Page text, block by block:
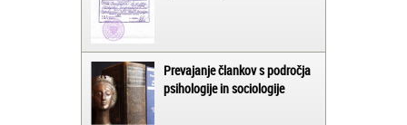
Prevajanje člankov s področja
psihologije in sociologije